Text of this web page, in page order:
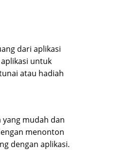
dari aplikasi
untuk
atau hadiah
mudah dan
menonton
dengan aplikasi.